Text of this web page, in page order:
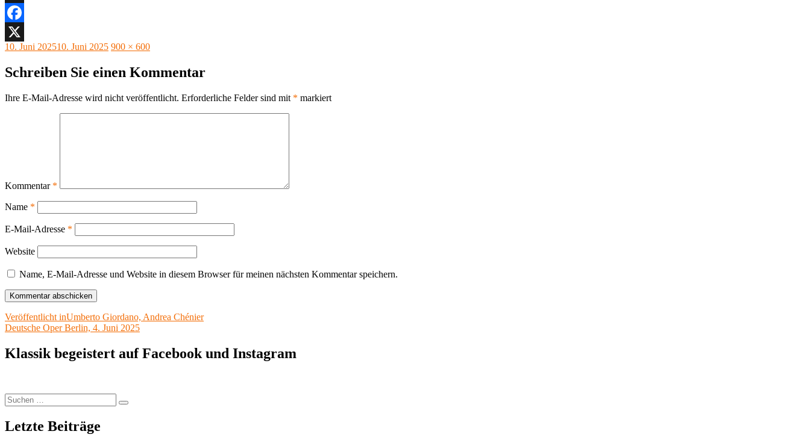
X
Facebook
X
Veröffentlicht
10. Juni 202510. Juni 2025 Originalgröße
900 × 600
Schreiben Sie einen Kommentar
Ihre E-Mail-Adresse wird nicht veröffentlicht. Erforderliche Felder sind mit * markiert
Kommentar *
Name *
E-Mail-Adresse *
Website
Name, E-Mail-Adresse und Website in diesem Browser für meinen nächsten Kommentar speichern.
Beitragsnavigation
Veröffentlicht inUmberto Giordano, Andrea Chénier
Deutsche Oper Berlin, 4. Juni 2025
Klassik begeistert auf Facebook und Instagram
Suchen
nach:
Suchen
Letzte Beiträge